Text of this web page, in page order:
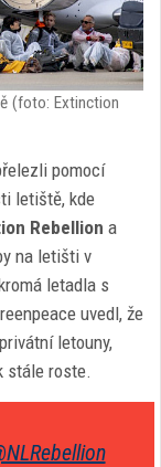
(foto: Extinction
pomocí
letiště, kde
Rebellion a
na letišti v
letadla s
uvedl, že
letouny,
stále roste.